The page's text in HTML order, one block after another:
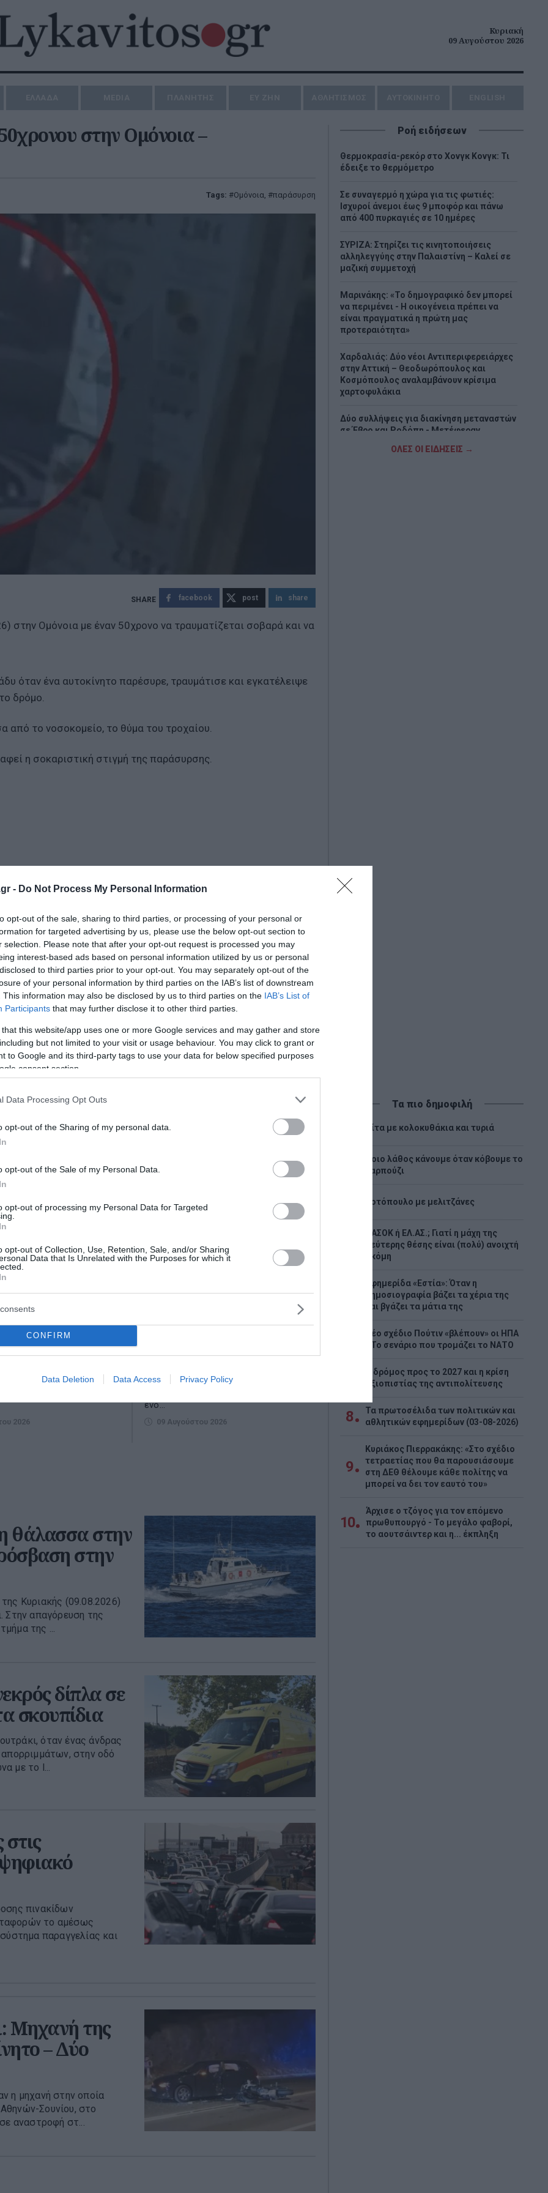
- Do Not Process My Personal Information
opt-out of the sale, sharing to third parties, or processing of your personal or
for targeted advertising by us, please use the below opt-out section to
selection. Please note that after your opt-out request is processed you may
interest-based ads based on personal information utilized by us or personal
to third parties prior to your opt-out. You may separately opt-out of the
of your personal information by third parties on the IAB’s list of downstream
This information may also be disclosed by us to third parties on the IAB’s List of
Participants that may further disclose it to other third parties.
that this website/app uses one or more Google services and may gather and store
but not limited to your visit or usage behaviour. You may click to grant or
to Google and its third-party tags to use your data for below specified purposes
consent section.
Data Processing Opt Outs
opt-out of the Sharing of my personal data.
opt-out of the Sale of my Personal Data.
opt-out of processing my Personal Data for Targeted
opt-out of Collection, Use, Retention, Sale, and/or Sharing
Data that Is Unrelated with the Purposes for which it
CONFIRM
Data Deletion Data Access Privacy Policy
Κυριακή
09 Αυγούστου 2026
στην Ομόνοια –
Tags: Ομόνοια, παράσυρση
facebook post share
Ομόνοια με έναν 50χρονο να τραυματίζεται σοβαρά και να
όταν ένα αυτοκίνητο παρέσυρε, τραυμάτισε και εγκατέλειψε
δρόμο.
το νοσοκομείο, το θύμα του τροχαίου.
η σοκαριστική στιγμή της παράσυρσης.
το ΕΚΑΒ όπου έφτασε άμεσα και έγινε ΚΑΡΠΑ στον 50 χρόνο,
Σταυρός».
και τα αναπάντητα ερωτήματα
θα βρέξει
«βλέπουν» οι αρχές
Lykavitos.gr στο Google News
όλες τις ειδήσεις
Ροή ειδήσεων
Θερμοκρασία-ρεκόρ στο Χονγκ Κονγκ: Τι
έδειξε το θερμόμετρο
Σε συναγερμό η χώρα για τις φωτιές:
Ισχυροί άνεμοι έως 9 μποφόρ και πάνω
από 400 πυρκαγιές σε 10 ημέρες
ΣΥΡΙΖΑ: Στηρίζει τις κινητοποιήσεις
αλληλεγγύης στην Παλαιστίνη – Καλεί σε
μαζική συμμετοχή
Μαρινάκης: «Το δημογραφικό δεν μπορεί
να περιμένει - Η οικογένεια πρέπει να
είναι πραγματικά η πρώτη μας
προτεραιότητα»
Χαρδαλιάς: Δύο νέοι Αντιπεριφερειάρχες
στην Αττική – Θεοδωρόπουλος και
Κοσμόπουλος αναλαμβάνουν κρίσιμα
χαρτοφυλάκια
Δύο συλλήψεις για διακίνηση μεταναστών
σε Έβρο και Ροδόπη - Μετέφεραν
ΟΛΕΣ ΟΙ ΕΙΔΗΣΕΙΣ →
στη Μήλο:
προσγειώθηκε
για… μπάνιο
ένα τόπο μοναδικού
και εξαιρετικά
ένα ελικόπτερο,
2026
Δεκαπενταύγουστος:
Πάνω από 129.000 επιβάτες
αναχωρούν από την Αττική
κυρίως τα νησιά και την περιφέρεια,
κέντρα οι τελευταίοι αδειούχοι του
ενό...
09 Αυγούστου 2026
θάλασσα στην
στην
Κυριακής (09.08.2026)
Στην απαγόρευση της
της ...
δίπλα σε
σκουπίδια
όταν ένας άνδρας
στην οδό
με το l...
πινακίδων
το αμέσως
παραγγελίας και
Μηχανή της
– Δύο
η μηχανή στην οποία
Σουνίου, στο
αναστροφή στ...
Τα πιο δημοφιλή
Πίτα με κολοκυθάκια και τυριά
Ποιο λάθος κάνουμε όταν κόβουμε το
καρπούζι
Κοτόπουλο με μελιτζάνες
ΠΑΣΟΚ ή ΕΛ.ΑΣ.; Γιατί η μάχη της
δεύτερης θέσης είναι (πολύ) ανοιχτή
ακόμη
Εφημερίδα «Εστία»: Όταν η
δημοσιογραφία βάζει τα χέρια της
και βγάζει τα μάτια της
Νέο σχέδιο Πούτιν «βλέπουν» οι ΗΠΑ
- Το σενάριο που τρομάζει το ΝΑΤΟ
Ο δρόμος προς το 2027 και η κρίση
αξιοπιστίας της αντιπολίτευσης
8
Τα πρωτοσέλιδα των πολιτικών και
αθλητικών εφημερίδων (03-08-2026)
9
Κυριάκος Πιερρακάκης: «Στο σχέδιο
τετραετίας που θα παρουσιάσουμε
στη ΔΕΘ θέλουμε κάθε πολίτης να
μπορεί να δει τον εαυτό του»
10
Άρχισε ο τζόγος για τον επόμενο
πρωθυπουργό - Το μεγάλο φαβορί,
το αουτσάιντερ και η... έκπληξη